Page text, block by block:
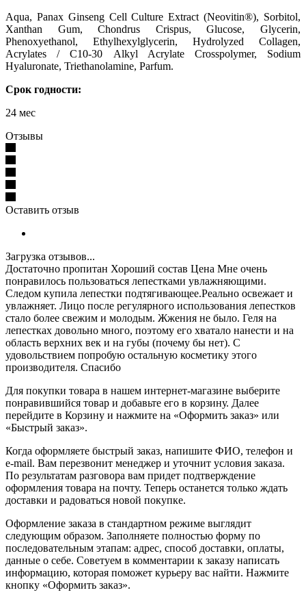
Aqua, Panax Ginseng Cell Culture Extract (Neovitin®), Sorbitol,
Xanthan Gum, Chondrus Crispus, Glucose, Glycerin,
Phenoxyethanol, Ethylhexylglycerin, Hydrolyzed Collagen,
Acrylates / С10-30 Alkyl Acrylate Crosspolymer, Sodium
Hyaluronate, Triethanolamine, Parfum.
Срок годности:
24 мес
Отзывы
Оставить отзыв
Загрузка отзывов...
Достаточно пропитан Хороший состав Цена Мне очень
понравилось пользоваться лепестками увлажняющими.
Следом купила лепестки подтягивающее.Реально освежает и
увлажняет. Лицо после регулярного использования лепестков
стало более свежим и молодым. Жжения не было. Геля на
лепестках довольно много, поэтому его хватало нанести и на
область верхних век и на губы (почему бы нет). С
удовольствием попробую остальную косметику этого
производителя. Спасибо
Для покупки товара в нашем интернет-магазине выберите
понравившийся товар и добавьте его в корзину. Далее
перейдите в Корзину и нажмите на «Оформить заказ» или
«Быстрый заказ».
Когда оформляете быстрый заказ, напишите ФИО, телефон и
e-mail. Вам перезвонит менеджер и уточнит условия заказа.
По результатам разговора вам придет подтверждение
оформления товара на почту. Теперь останется только ждать
доставки и радоваться новой покупке.
Оформление заказа в стандартном режиме выглядит
следующим образом. Заполняете полностью форму по
последовательным этапам: адрес, способ доставки, оплаты,
данные о себе. Советуем в комментарии к заказу написать
информацию, которая поможет курьеру вас найти. Нажмите
кнопку «Оформить заказ».